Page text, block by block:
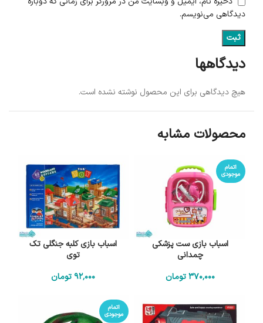
دیدگاهها
هیچ دیدگاهی برای این محصول نوشته نشده است.
دیدگاهی می‌نویسم.
محصولات مشابه
اتمام
موجودی
اسباب بازی ست پزشکی
چمدانی
370٬000 تومان
اسباب بازی کلبه جنگلی تک
توی
92٬000تومان
اتمام
موجودی